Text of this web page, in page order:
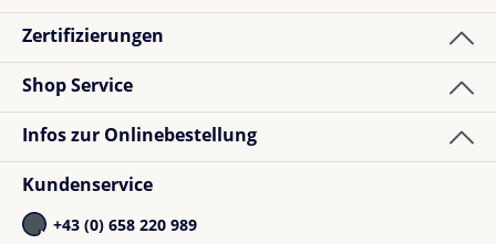
Shopkunde
Verified buyer
Süßes Puppenbett, passend zum Bett der
Puppenmama. Ein Must-have!
Zertifizierungen
Shop Service
Infos zur Onlinebestellung
Kundenservice
+43 (0) 658 220 989